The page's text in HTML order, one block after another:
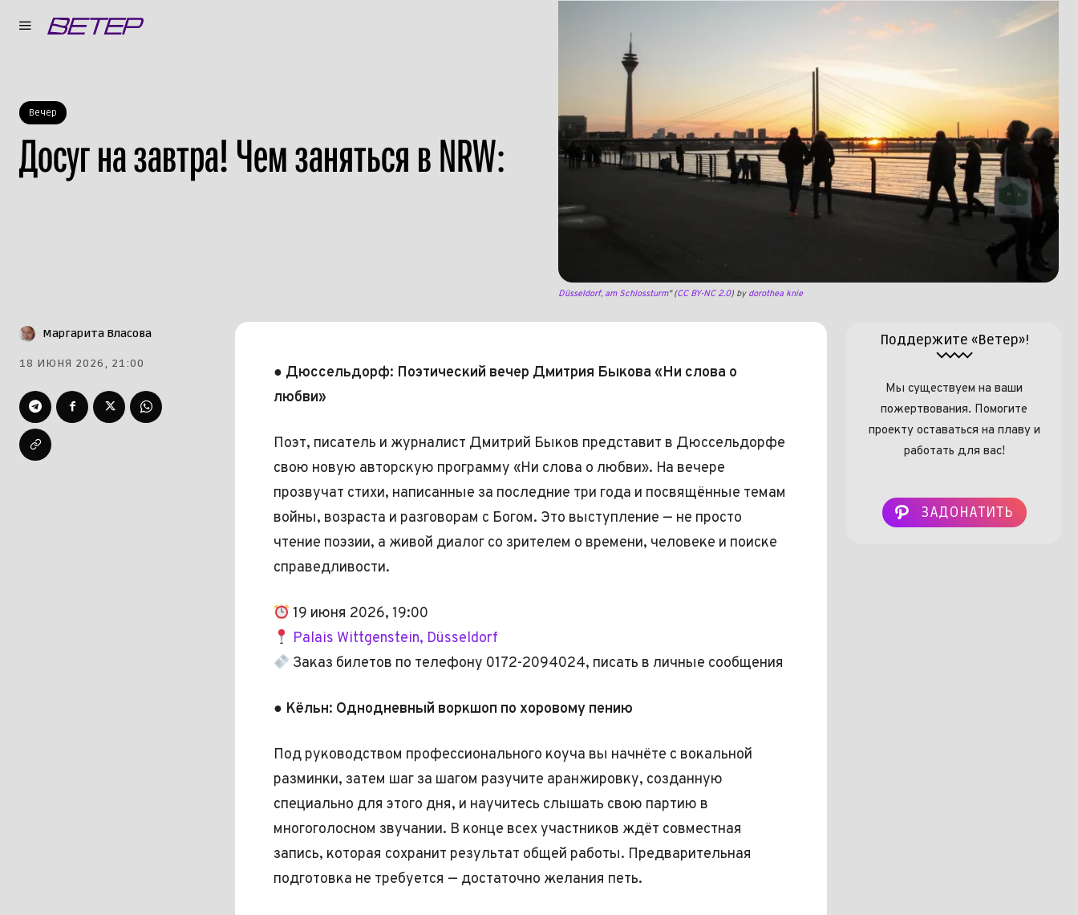
Вечер
Досуг на завтра! Чем заняться в NRW:
Düsseldorf, am Schlossturm" (CC BY-NC 2.0) by dorothea knie
Маргарита Власова
18 ИЮНЯ 2026, 21:00
● Дюссельдорф: Поэтический вечер Дмитрия Быкова «Ни слова о
любви»
Поэт, писатель и журналист Дмитрий Быков представит в Дюссельдорфе
свою новую авторскую программу «Ни слова о любви». На вечере
прозвучат стихи, написанные за последние три года и посвящённые темам
войны, возраста и разговорам с Богом. Это выступление — не просто
чтение поэзии, а живой диалог со зрителем о времени, человеке и поиске
справедливости.
19 июня 2026, 19:00
Palais Wittgenstein, Düsseldorf
Заказ билетов по телефону 0172-2094024, писать в личные сообщения
● Кёльн: Однодневный воркшоп по хоровому пению
Под руководством профессионального коуча вы начнёте с вокальной
разминки, затем шаг за шагом разучите аранжировку, созданную
специально для этого дня, и научитесь слышать свою партию в
многоголосном звучании. В конце всех участников ждёт совместная
запись, которая сохранит результат общей работы. Предварительная
подготовка не требуется — достаточно желания петь.
Поддержите «Ветер»!
Мы существуем на ваши
пожертвования. Помогите
проекту оставаться на плаву и
работать для вас!
ЗАДОНАТИТЬ